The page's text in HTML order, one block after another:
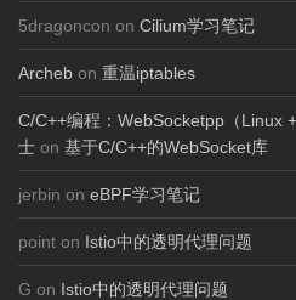
5dragoncon on Cilium学习笔记
Archeb on 重温iptables
C/C++编程：WebSocketpp（Linux
士 on 基于C/C++的WebSocket库
jerbin on eBPF学习笔记
point on Istio中的透明代理问题
G on Istio中的透明代理问题